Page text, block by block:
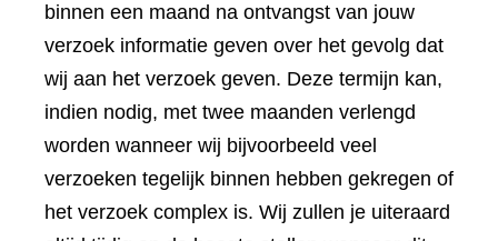
binnen een maand na ontvangst van jouw
verzoek informatie geven over het gevolg dat
wij aan het verzoek geven. Deze termijn kan,
indien nodig, met twee maanden verlengd
worden wanneer wij bijvoorbeeld veel
verzoeken tegelijk binnen hebben gekregen of
het verzoek complex is. Wij zullen je uiteraard